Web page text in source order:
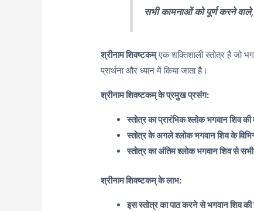
सभी कामनाओं को पूर्ण करने
श्रीनाम शिवष्टकम्एक शक्तिशाली स्तोत्र है जो
प्रार्थना और ध्यान में किया जाता है।
श्रीनाम शिवष्टकम् के प्रमुख प्रसंग:
स्तोत्र का प्रारंभिक श्लोक भगवान शिव की
स्तोत्र के अगले श्लोक भगवान शिव के
स्तोत्र का अंतिम श्लोक भगवान शिव से सभी
श्रीनाम शिवष्टकम् के लाभ:
इस स्तोत्र का पाठ करने से भगवान शिव की